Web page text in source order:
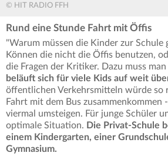
© HIT RADIO FFH
Rund eine Stunde Fahrt mit Öffis
"Warum müssen die Kinder zur Schule
Können die nicht die Öffis benutzen,
die Fragen der Kritiker. Dazu muss man
beläuft sich für viele Kids auf weit
öffentlichen Verkehrsmitteln würde so
Fahrt mit dem Bus zusammenkommen
viermal umsteigen. Für junge Schüler
optimale Situation. Die Privat-Schule
einem Kindergarten, einer
Gymnasium.